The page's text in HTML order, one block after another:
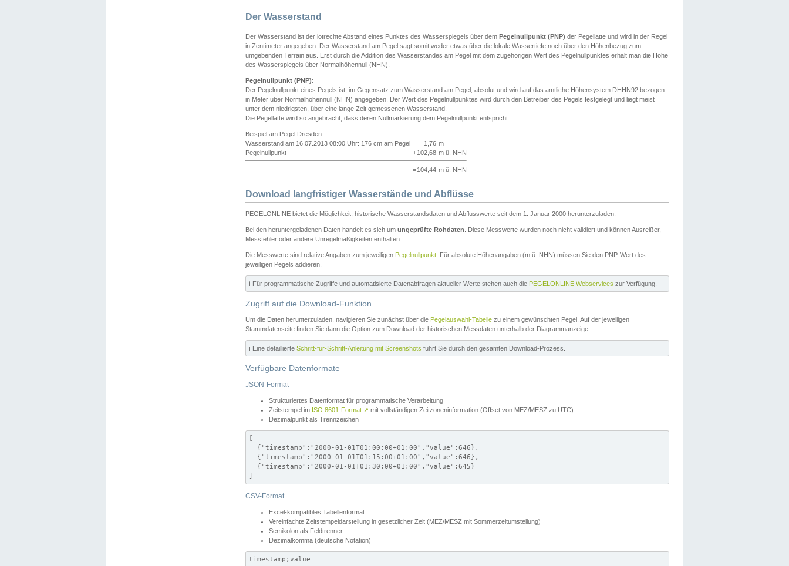
Der Wasserstand
Der Wasserstand ist der lotrechte Abstand eines Punktes des Wasserspiegels über dem Pegelnullpunkt (PNP) der Pegellatte und wird in der Regel
in Zentimeter angegeben. Der Wasserstand am Pegel sagt somit weder etwas über die lokale Wassertiefe noch über den Höhenbezug zum
umgebenden Terrain aus. Erst durch die Addition des Wasserstandes am Pegel mit dem zugehörigen Wert des Pegelnullpunktes erhält man die Höhe
des Wasserspiegels über Normalhöhennull (NHN).
Pegelnullpunkt (PNP):
Der Pegelnullpunkt eines Pegels ist, im Gegensatz zum Wasserstand am Pegel, absolut und wird auf das amtliche Höhensystem DHHN92 bezogen
in Meter über Normalhöhennull (NHN) angegeben. Der Wert des Pegelnullpunktes wird durch den Betreiber des Pegels festgelegt und liegt meist
unter dem niedrigsten, über eine lange Zeit gemessenen Wasserstand.
Die Pegellatte wird so angebracht, dass deren Nullmarkierung dem Pegelnullpunkt entspricht.
Beispiel am Pegel Dresden:
Wasserstand am 16.07.2013 08:00 Uhr: 176 cm am Pegel
1,76 m
Pegelnullpunkt
+102,68 m ü. NHN
=104,44 m ü. NHN
Download langfristiger Wasserstände und Abflüsse
PEGELONLINE bietet die Möglichkeit, historische Wasserstandsdaten und Abflusswerte seit dem 1. Januar 2000 herunterzuladen.
Bei den heruntergeladenen Daten handelt es sich um ungeprüfte Rohdaten . Diese Messwerte wurden noch nicht validiert und können Ausreißer,
Messfehler oder andere Unregelmäßigkeiten enthalten.
Die Messwerte sind relative Angaben zum jeweiligen Pegelnullpunkt . Für absolute Höhenangaben (m ü. NHN) müssen Sie den PNP-Wert des
jeweiligen Pegels addieren.
ℹ️ Für programmatische Zugriffe und automatisierte Datenabfragen aktueller Werte stehen auch die PEGELONLINE Webservices zur Verfügung.
Zugriff auf die Download-Funktion
Um die Daten herunterzuladen, navigieren Sie zunächst über die Pegelauswahl-Tabelle zu einem gewünschten Pegel. Auf der jeweiligen
Stammdatenseite finden Sie dann die Option zum Download der historischen Messdaten unterhalb der Diagrammanzeige.
ℹ️ Eine detaillierte Schritt-für-Schritt-Anleitung mit Screenshots führt Sie durch den gesamten Download-Prozess.
Verfügbare Datenformate
JSON-Format
Strukturiertes Datenformat für programmatische Verarbeitung
Zeitstempel im ISO 8601-Format ↗ mit vollständigen Zeitzoneninformation (Offset von MEZ/MESZ zu UTC)
Dezimalpunkt als Trennzeichen
[
  {"timestamp":"2000-01-01T01:00:00+01:00","value":646},
  {"timestamp":"2000-01-01T01:15:00+01:00","value":646},
  {"timestamp":"2000-01-01T01:30:00+01:00","value":645}
]
CSV-Format
Excel-kompatibles Tabellenformat
Vereinfachte Zeitstempeldarstellung in gesetzlicher Zeit (MEZ/MESZ mit Sommerzeitumstellung)
Semikolon als Feldtrenner
Dezimalkomma (deutsche Notation)
timestamp;value